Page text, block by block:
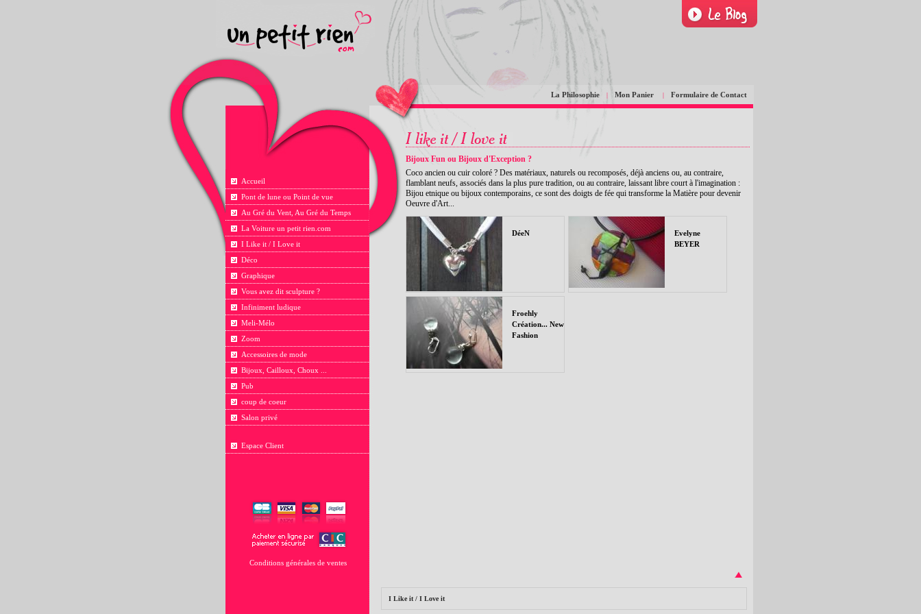
La Philosophie | Mon Panier | Formulaire de Contact
Accueil
Pont de lune ou Point de vue
Au Gré du Vent, Au Gré du Temps
La Voiture un petit rien.com
I Like it / I Love it
Déco
Graphique
Vous avez dit sculpture ?
Infiniment ludique
Meli-Mélo
Zoom
Accessoires de mode
Bijoux, Cailloux, Choux ...
Pub
coup de coeur
Salon privé
Espace Client
Conditions générales de ventes
Bijoux Fun ou Bijoux d'Exception ?
Coco ancien ou cuir coloré ? Des matériaux, naturels ou recomposés, déjà anciens ou, au contraire,
flamblant neufs, associés dans la plus pure tradition, ou au contraire, laissant libre court à l'imagination :
Bijou etnique ou bijoux contemporains, ce sont des doigts de fée qui transforme la Matière pour devenir
Oeuvre d'Art...
DéeN
Evelyne
BEYER
Froehly
Création... New
Fashion
I Like it / I Love it